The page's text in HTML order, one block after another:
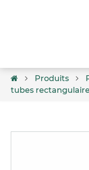
Produits
tubes